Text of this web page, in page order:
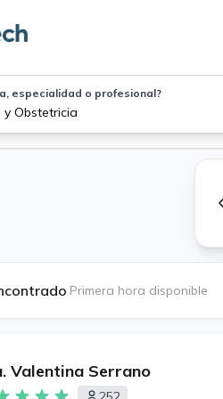
especialidad o profesional?
Primera hora disponible
Valentina Serrano